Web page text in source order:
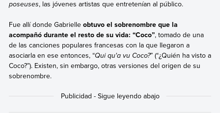
poseuses, las jóvenes artistas que entretenían al público.
Fue allí donde Gabrielle obtuvo el sobrenombre que la
acompañó durante el resto de su vida: “Coco”, tomado de una
de las canciones populares francesas con la que llegaron a
asociarla en ese entonces, “Qui qu'a vu Coco?” (“¿Quién ha visto a
Coco?”). Existen, sin embargo, otras versiones del origen de su
sobrenombre.